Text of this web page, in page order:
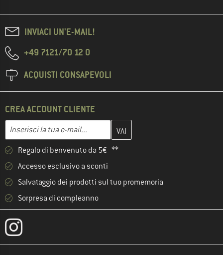
INVIACI UN'E-MAIL!
+49 7121/70 12 0
ACQUISTI CONSAPEVOLI
CREA ACCOUNT CLIENTE
Indirizzo e-mail
Inserisci qui il tuo indirizzo e-mail e crea il tuo account cliente
Regalo di benvenuto da 5€ **
Accesso esclusivo a sconti
Salvataggio dei prodotti sul tuo promemoria
Sorpresa di compleanno